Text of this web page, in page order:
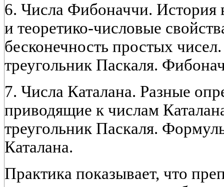
6. Числа Фибоначчи. История
и теоретико-числовые
бесконечность простых
треугольник Паскаля.
7. Числа Каталана. Разные
приводящие к числам
треугольник Паскаля.
Каталана.
Практика показывает, что